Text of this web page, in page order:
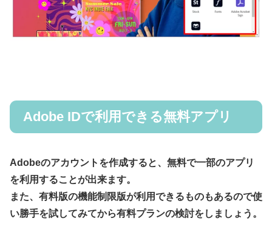
Adobe IDで利用できる無料アプリ
Adobeのアカウントを作成すると、無料で一部のアプリ
を利用することが出来ます。
また、有料版の機能制限版が利用できるものもあるので使
い勝手を試してみてから有料プランの検討をしましょう。